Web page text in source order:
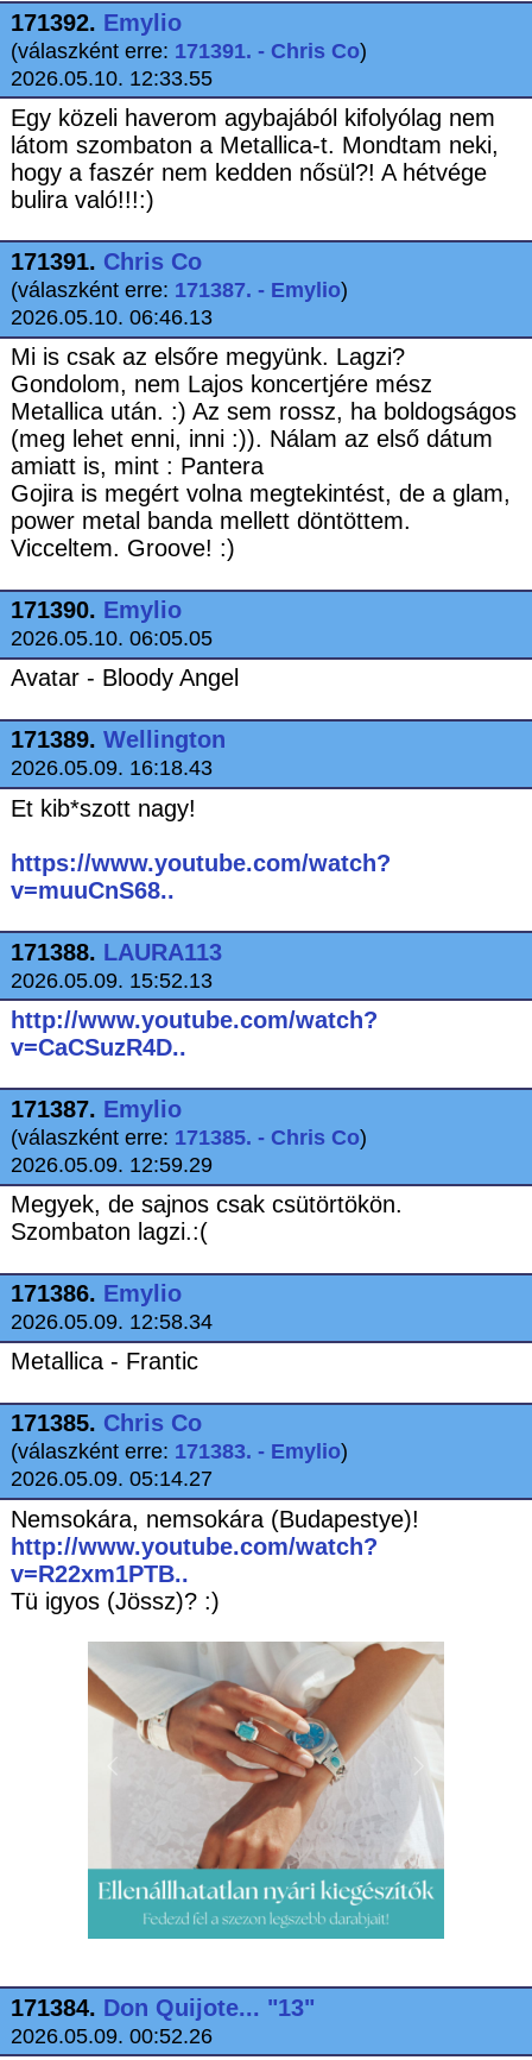
171392. Emylio
(válaszként erre: 171391. - Chris Co)
2026.05.10. 12:33.55
Egy közeli haverom agybajából kifolyólag nem
látom szombaton a Metallica-t. Mondtam neki,
hogy a faszér nem kedden nősül?! A hétvége
bulira való!!!:)
171391. Chris Co
(válaszként erre: 171387. - Emylio)
2026.05.10. 06:46.13
Mi is csak az elsőre megyünk. Lagzi?
Gondolom, nem Lajos koncertjére mész
Metallica után. :) Az sem rossz, ha boldogságos
(meg lehet enni, inni :)). Nálam az első dátum
amiatt is, mint : Pantera
Gojira is megért volna megtekintést, de a glam,
power metal banda mellett döntöttem.
Vicceltem. Groove! :)
171390. Emylio
2026.05.10. 06:05.05
Avatar - Bloody Angel
171389. Wellington
2026.05.09. 16:18.43
Et kib*szott nagy!
https://www.youtube.com/watch?
v=muuCnS68..
171388. LAURA113
2026.05.09. 15:52.13
http://www.youtube.com/watch?
v=CaCSuzR4D..
171387. Emylio
(válaszként erre: 171385. - Chris Co)
2026.05.09. 12:59.29
Megyek, de sajnos csak csütörtökön.
Szombaton lagzi.:(
171386. Emylio
2026.05.09. 12:58.34
Metallica - Frantic
171385. Chris Co
(válaszként erre: 171383. - Emylio)
2026.05.09. 05:14.27
Nemsokára, nemsokára (Budapestye)!
http://www.youtube.com/watch?
v=R22xm1PTB..
Tü igyos (Jössz)? :)
171384. Don Quijote... "13"
2026.05.09. 00:52.26